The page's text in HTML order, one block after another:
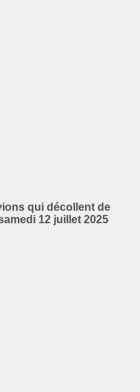
qui décollent de
12 juillet 2025